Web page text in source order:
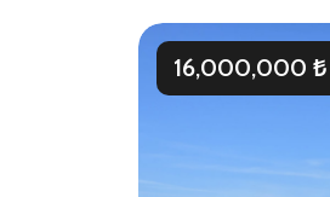
16,000,000 ₺